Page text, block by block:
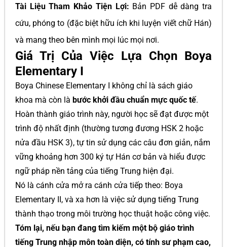
Tài Liệu Tham Khảo Tiện Lợi: Bản PDF dễ dàng tra
cứu, phóng to (đặc biệt hữu ích khi luyện viết chữ Hán)
và mang theo bên mình mọi lúc mọi nơi.
Giá Trị Của Việc Lựa Chọn Boya
Elementary I
Boya Chinese Elementary I không chỉ là sách giáo
khoa mà còn là bước khởi đầu chuẩn mực quốc tế.
Hoàn thành giáo trình này, người học sẽ đạt được một
trình độ nhất định (thường tương đương HSK 2 hoặc
nửa đầu HSK 3), tự tin sử dụng các câu đơn giản, nắm
vững khoảng hơn 300 ký tự Hán cơ bản và hiểu được
ngữ pháp nền tảng của tiếng Trung hiện đại.
Nó là cánh cửa mở ra cánh cửa tiếp theo: Boya
Elementary II, và xa hơn là việc sử dụng tiếng Trung
thành thạo trong môi trường học thuật hoặc công việc.
Tóm lại, nếu bạn đang tìm kiếm một bộ giáo trình
tiếng Trung nhập môn toàn diện, có tính sư phạm cao,